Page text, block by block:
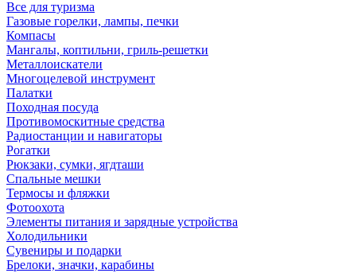
Все для туризма
Газовые горелки, лампы, печки
Компасы
Мангалы, коптильни, гриль-решетки
Металлоискатели
Многоцелевой инструмент
Палатки
Походная посуда
Противомоскитные средства
Радиостанции и навигаторы
Рогатки
Рюкзаки, сумки, ягдташи
Спальные мешки
Термосы и фляжки
Фотоохота
Элементы питания и зарядные устройства
Холодильники
Сувениры и подарки
Брелоки, значки, карабины